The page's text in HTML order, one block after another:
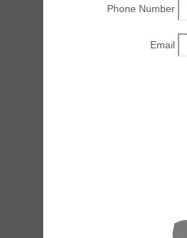
Phone Number
Email